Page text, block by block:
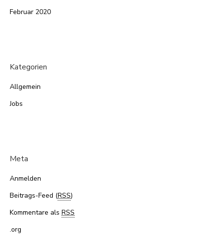
Februar 2020
Kategorien
Allgemein
Jobs
Meta
Anmelden
Beitrags-Feed (RSS)
Kommentare als RSS
.org